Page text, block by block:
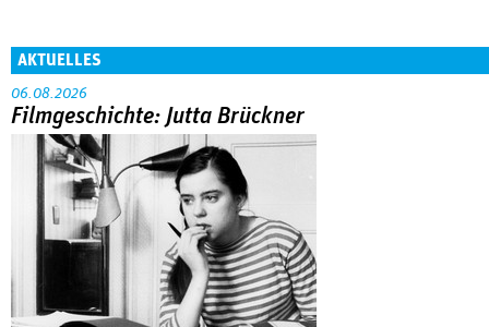
AKTUELLES
06.08.2026
Filmgeschichte: Jutta Brückner